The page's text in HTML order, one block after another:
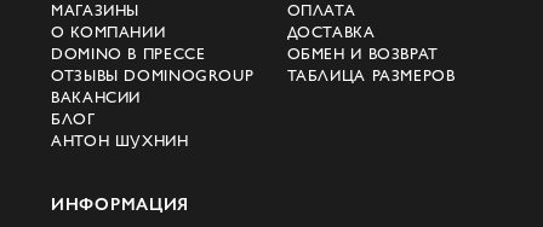
МАГАЗИНЫ
О КОМПАНИИ
DOMINO В ПРЕССЕ
ОТЗЫВЫ DOMINOGROUP
ВАКАНСИИ
БЛОГ
АНТОН ШУХНИН
ОПЛАТА
ДОСТАВКА
ОБМЕН И ВОЗВРАТ
ТАБЛИЦА РАЗМЕРОВ
ИНФОРМАЦИЯ